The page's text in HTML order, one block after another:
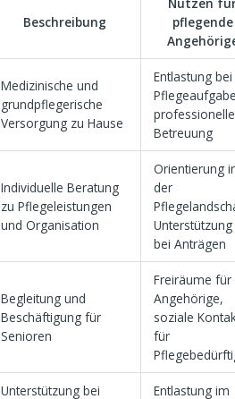
Beschreibung
pflegende
Medizinische und
grundpflegerische
Versorgung zu Hause
Entlastung bei
professionelle
Betreuung
Individuelle Beratung
zu Pflegeleistungen
und Organisation
Orientierung
der
Unterstützung
bei Anträgen
Begleitung und
Beschäftigung für
Senioren
Freiräume für
Angehörige,
soziale
für
Unterstützung bei Entlastung im